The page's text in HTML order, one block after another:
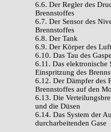
6.6. Der Regler des
Brennstoffes
6.7. Der Sensor des
Brennstoffes
6.8. Der Tank
6.9. Der Körper des
6.10. Das Tau des
6.11. Das elektronische
Einspritzung des
6.12. Der Dämpfer des
Brennstoffes auf den
6.13. Die
und die Düsen
6.14. Das System der
durcharbeitenden Gase